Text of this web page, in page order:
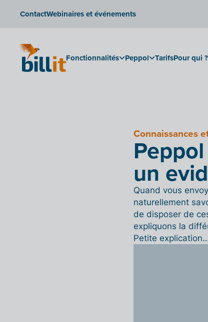
ContactWebinaires et événements
Fonctionnalités Peppol TarifsPour qui ?
Connaissances
un
Quand vous
naturellement
de disposer de
expliquons la
Petite